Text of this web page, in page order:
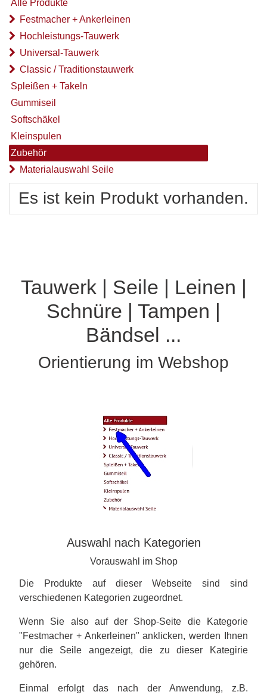
Alle Produkte
Festmacher + Ankerleinen
Hochleistungs-Tauwerk
Universal-Tauwerk
Classic / Traditionstauwerk
Spleißen + Takeln
Gummiseil
Softschäkel
Kleinspulen
Zubehör
Materialauswahl Seile
Es ist kein Produkt vorhanden.
Tauwerk | Seile | Leinen |
Schnüre | Tampen |
Bändsel ...
Orientierung im Webshop
Auswahl nach Kategorien
Vorauswahl im Shop
Die Produkte auf dieser Webseite sind sind
verschiedenen Kategorien zugeordnet.
Wenn Sie also auf der Shop-Seite die Kategorie
"Festmacher + Ankerleinen" anklicken, werden Ihnen
nur die Seile angezeigt, die zu dieser Kategirie
gehören.
Einmal erfolgt das nach der Anwendung, z.B.